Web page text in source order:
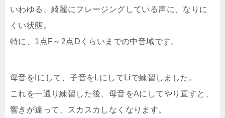
いわゆる、綺麗にフレージングしている声に、なりに
くい状態。
特に、1点F～2点Dくらいまでの中音域です。
母音をIにして、子音をLにしてLiで練習しました。
これを一通り練習した後、母音をAにしてやり直すと、
響きが違って、スカスカしなくなります。